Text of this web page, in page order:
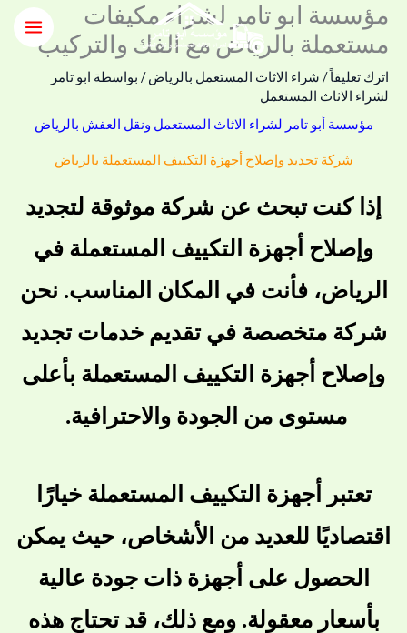
مؤسسة ابو تامر لشراء مكيفات
مستعملة بالرياض مع الفك والتركيب
اترك تعليقاً / شراء الاثاث المستعمل بالرياض/ بواسطة ابو تامر
لشراء الاثاث المستعمل
مؤسسة أبو تامر لشراء الاثاث المستعمل ونقل العفش بالرياض
شركة تجديد وإصلاح أجهزة التكييف المستعملة بالرياض
إذا كنت تبحث عن شركة موثوقة لتجديد
وإصلاح أجهزة التكييف المستعملة في
الرياض، فأنت في المكان المناسب. نحن
شركة متخصصة في تقديم خدمات تجديد
وإصلاح أجهزة التكييف المستعملة بأعلى
مستوى من الجودة والاحترافية.
تعتبر أجهزة التكييف المستعملة خيارًا
اقتصاديًا للعديد من الأشخاص، حيث يمكن
الحصول على أجهزة ذات جودة عالية
بأسعار معقولة. ومع ذلك، قد تحتاج هذه